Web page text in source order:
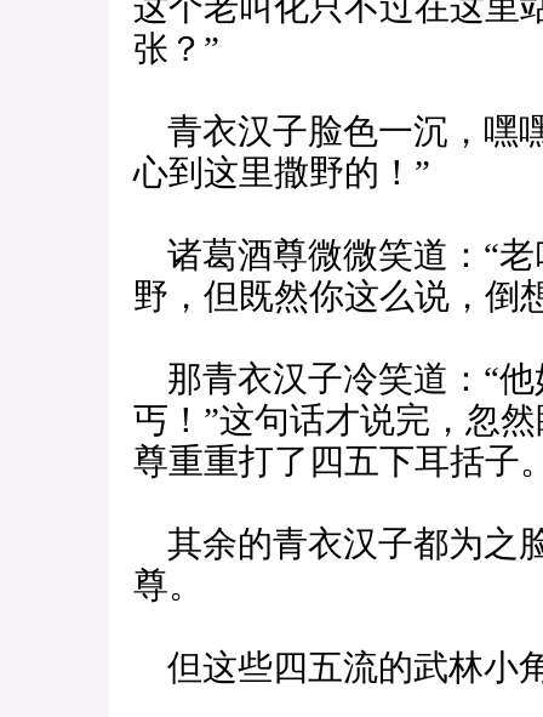
张？”
青衣汉子脸色一沉，嘿
心到这里撒野的！”
诸葛酒尊微微笑道：“
野，但既然你这么说，倒
那青衣汉子冷笑道：“
丐！”这句话才说完，忽
尊重重打了四五下耳括子
其余的青衣汉子都为之
尊。
但这些四五流的武林小